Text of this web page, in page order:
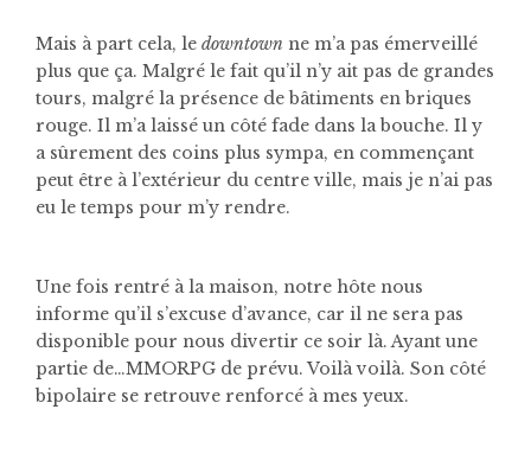
Mais à part cela, le downtown ne m’a pas émerveillé
plus que ça. Malgré le fait qu’il n’y ait pas de grandes
tours, malgré la présence de bâtiments en briques
rouge. Il m’a laissé un côté fade dans la bouche. Il y
a sûrement des coins plus sympa, en commençant
peut être à l’extérieur du centre ville, mais je n’ai pas
eu le temps pour m’y rendre.
Une fois rentré à la maison, notre hôte nous
informe qu’il s’excuse d’avance, car il ne sera pas
disponible pour nous divertir ce soir là. Ayant une
partie de…MMORPG de prévu. Voilà voilà. Son côté
bipolaire se retrouve renforcé à mes yeux.